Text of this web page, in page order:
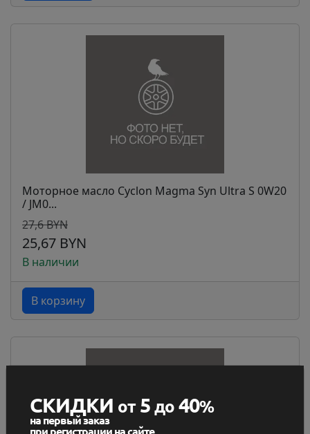
Моторное масло Cyclon Magma Syn Ultra S 0W20
/ JM0...
27,6 BYN
25,67 BYN
В наличии
В корзину
СКИДКИ от5до40%
на первый заказ
при регистрации на сайте